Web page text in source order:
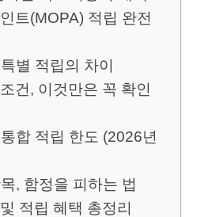
트(MOPA) 적립 완전
별 적립의 차이
건, 이것만은 꼭 확인
합 적립 한도 (2026년
, 함정을 피하는 법
적립 혜택 총정리